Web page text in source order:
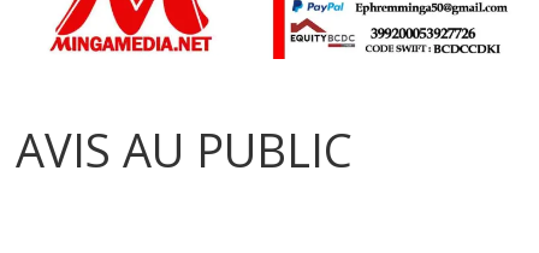
AVIS AU PUBLIC